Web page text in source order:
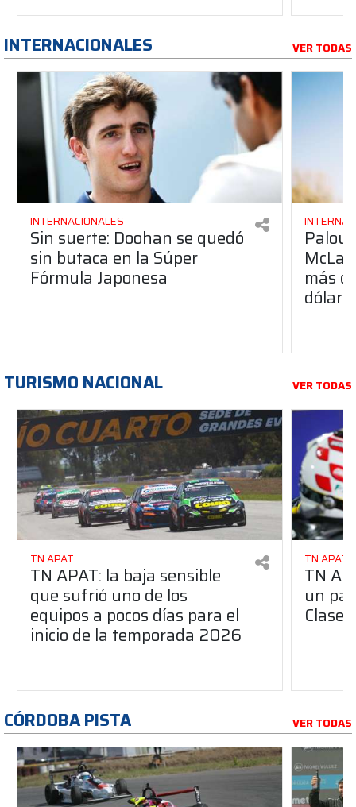
INTERNACIONALES VER TODAS
INTERNACIONALES
Sin suerte: Doohan se quedó
sin butaca en la Súper
Fórmula Japonesa
Palou
más
TURISMO NACIONAL VER TODAS
TN APAT
TN APAT: la baja sensible
que sufrió uno de los
equipos a pocos días para el
inicio de la temporada 2026
TN APAT
TN
un
Clase
CÓRDOBA PISTA VER TODAS